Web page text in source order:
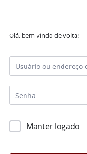
Olá, bem-vindo de volta!
Manter logado